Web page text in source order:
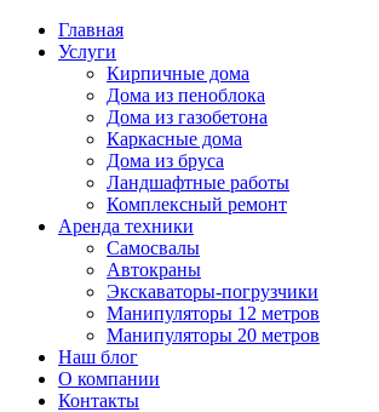
Главная
Услуги
Кирпичные дома
Дома из пеноблока
Дома из газобетона
Каркасные дома
Дома из бруса
Ландшафтные работы
Комплексный ремонт
Аренда техники
Самосвалы
Автокраны
Экскаваторы-погрузчики
Манипуляторы 12 метров
Манипуляторы 20 метров
Наш блог
О компании
Контакты